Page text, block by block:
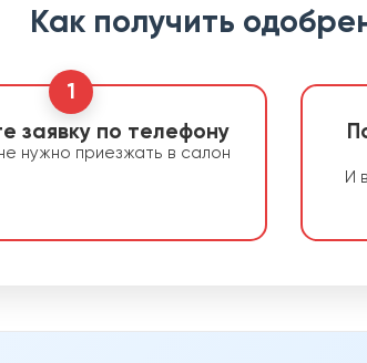
Как получить
1
заявку по телефону
нужно приезжать в салон
И